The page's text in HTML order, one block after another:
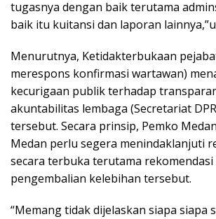
tugasnya dengan baik terutama
baik itu kuitansi dan laporan
Menurutnya, Ketidakterbukaan
merespons konfirmasi wartawan)
kecurigaan publik terhadap
akuntabilitas lembaga (Secretariat
tersebut. Secara prinsip, Pemko
Medan perlu segera menindaklanjuti
secara terbuka terutama rekomendasi
pengembalian kelebihan tersebut.
“Memang tidak dijelaskan siapa siapa